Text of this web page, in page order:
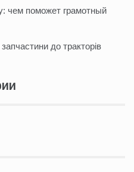
чем поможет грамотный
до тракторів